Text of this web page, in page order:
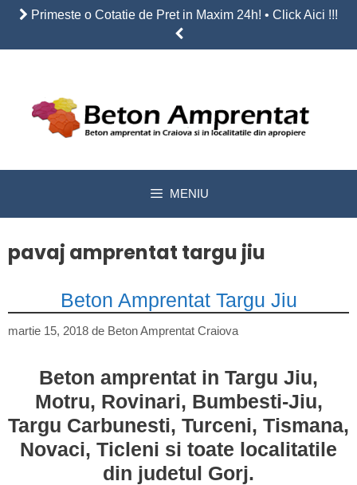
Primeste o Cotatie de Pret in Maxim 24h! • Click Aici !!!
MENIU
pavaj amprentat targu jiu
Beton Amprentat Targu Jiu
martie 15, 2018 de Beton Amprentat Craiova
Beton amprentat in Targu Jiu,
Motru, Rovinari, Bumbesti-Jiu,
Targu Carbunesti, Turceni, Tismana,
Novaci, Ticleni si toate localitatile
din judetul Gorj.